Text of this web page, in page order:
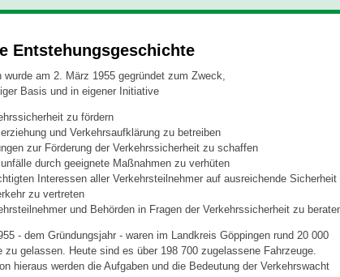
Entstehungsgeschichte
wurde am 2. März 1955 gegründet zum Zweck,
Basis und in eigener Initiative
zu fördern
und Verkehrsaufklärung zu betreiben
zur Förderung der Verkehrssicherheit zu schaffen
durch geeignete Maßnahmen zu verhüten
Interessen aller Verkehrsteilnehmer auf ausreichende Sicherheit
zu vertreten
und Behörden in Fragen der Verkehrssicherheit zu
- dem Gründungsjahr - waren im Landkreis Göppingen rund 20 000
zu gelassen. Heute sind es über 198 700 zugelassene Fahrzeuge.
hieraus werden die Aufgaben und die Bedeutung der Verkehrswacht